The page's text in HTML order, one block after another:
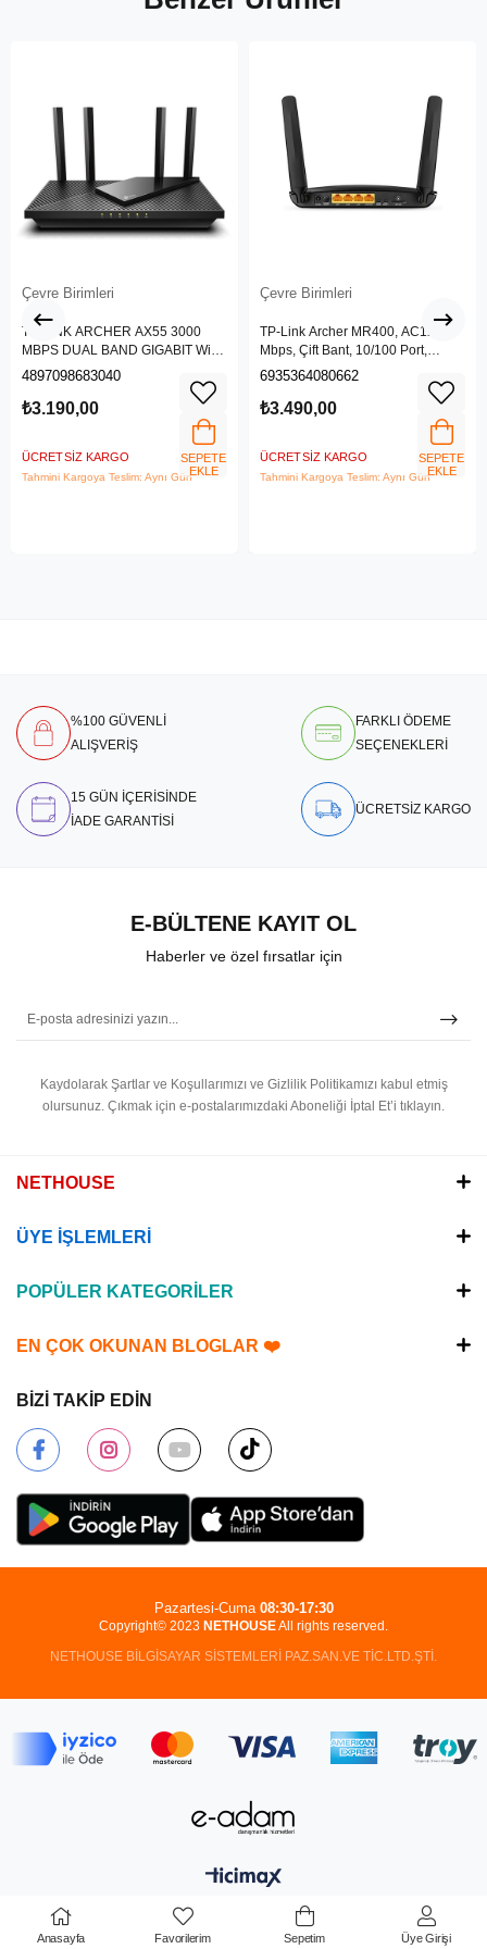
Çevre Birimleri
TP-LINK ARCHER AX55 3000
MBPS DUAL BAND GIGABIT Wi-Fi
6 ROUTER
4897098683040
₺3.190,00
ÜCRETSIZ KARGO
Tahmini Kargoya Teslim: Aynı Gün
SEPETE
EKLE
Çevre Birimleri
TP-Link Archer MR400, AC1200
Mbps, Çift Bant, 10/100 Port,
4G/3G SIM Yuvası, Kablosuz 4G
6935364080662
₺3.490,00
ÜCRETSIZ KARGO
Tahmini Kargoya Teslim: Aynı Gün
SEPETE
EKLE
%100 GÜVENLİ
ALIŞVERİŞ
FARKLI ÖDEME
SEÇENEKLERİ
15 GÜN İÇERİSİNDE
İADE GARANTİSİ
ÜCRETSİZ KARGO
E-BÜLTENE KAYIT OL
Haberler ve özel fırsatlar için
Kaydolarak Şartlar ve Koşullarımızı ve Gizlilik Politikamızı kabul etmiş
olursunuz. Çıkmak için e-postalarımızdaki Aboneliği İptal Et’i tıklayın.
NETHOUSE
ÜYE İŞLEMLERİ
POPÜLER KATEGORİLER
EN ÇOK OKUNAN BLOGLAR ❤️
BİZİ TAKİP EDİN
Copyright© 2023 NETHOUSEAll rights reserved.
NETHOUSE BİLGİSAYAR SİSTEMLERİ PAZ.SAN.VE TİC.LTD.ŞTİ.
Pazartesi-Cuma 08:30-17:30
Anasayfa Favorilerim Sepetim Üye Girişi